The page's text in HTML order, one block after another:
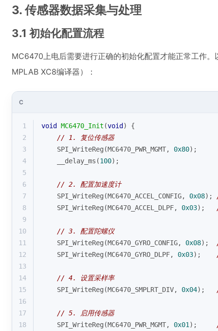
3. 传感器数据采集与处理
3.1 初始化配置流程
MC6470上电后需要进行正确的初始化配置才能正常工作
MPLAB XC8编译器）：
C
1 void MC6470_Init (void )
{
2
// 1. 复位传感器
3
    SPI_WriteReg(MC6470_PWR_MGMT,
0x80);
4
    __delay_ms(
100);
5
6
// 2. 配置加速度计
7
    SPI_WriteReg(MC6470_ACCEL_CONFIG,
0x08);
8
    SPI_WriteReg(MC6470_ACCEL_DLPF,
0x03);
9
10
// 3. 配置陀螺仪
11
    SPI_WriteReg(MC6470_GYRO_CONFIG,
0x08);
12
    SPI_WriteReg(MC6470_GYRO_DLPF,
0x03);
13
14
// 4. 设置采样率
15
    SPI_WriteReg(MC6470_SMPLRT_DIV,
0x04);
16
17
// 5. 启用传感器
18
    SPI_WriteReg(MC6470_PWR_MGMT,
0x01 );